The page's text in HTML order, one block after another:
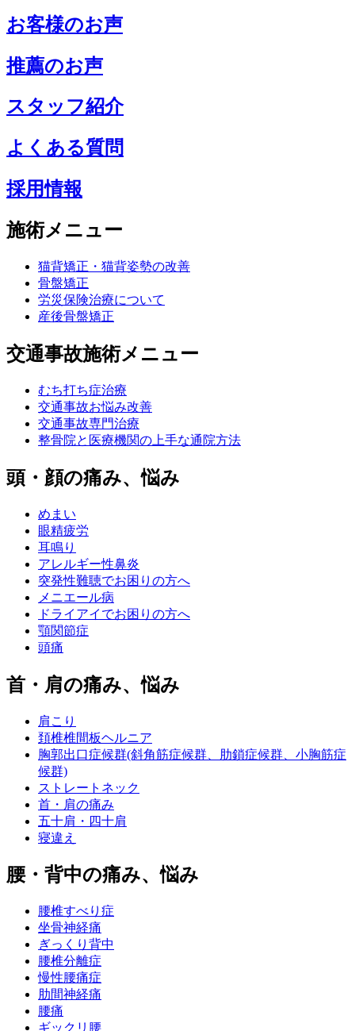
お客様のお声
推薦のお声
スタッフ紹介
よくある質問
採用情報
施術メニュー
猫背矯正・猫背姿勢の改善
骨盤矯正
労災保険治療について
産後骨盤矯正
交通事故施術メニュー
むち打ち症治療
交通事故お悩み改善
交通事故専門治療
整骨院と医療機関の上手な通院方法
頭・顔の痛み、悩み
めまい
眼精疲労
耳鳴り
アレルギー性鼻炎
突発性難聴でお困りの方へ
メニエール病
ドライアイでお困りの方へ
顎関節症
頭痛
首・肩の痛み、悩み
肩こり
頚椎椎間板ヘルニア
胸郭出口症候群(斜角筋症候群、肋鎖症候群、小胸筋症
候群)
ストレートネック
首・肩の痛み
五十肩・四十肩
寝違え
腰・背中の痛み、悩み
腰椎すべり症
坐骨神経痛
ぎっくり背中
腰椎分離症
慢性腰痛症
肋間神経痛
腰痛
ギックリ腰